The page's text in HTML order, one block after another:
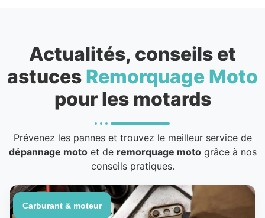
Actualités, conseils et
astuces Remorquage Moto
pour les motards
Prévenez les pannes et trouvez le meilleur service de
dépannage motoet de remorquage motogrâce à nos
conseils pratiques.
Carburant & moteur